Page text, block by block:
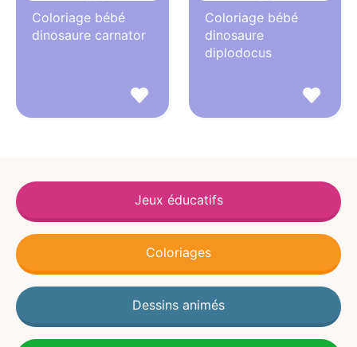
Coloriage bébé
dinosaure carnator
Coloriage bébé
dinosaure
diplodocus
Jeux éducatifs
Coloriages
Dessins animés